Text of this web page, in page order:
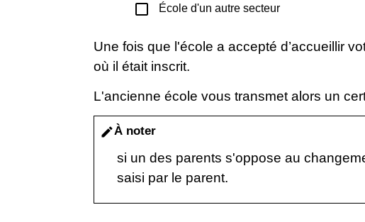
check_box_outline_blank École d'un autre secteur
Une fois que l'école a accepté d’accueillir
où il était inscrit.
L'ancienne école vous transmet alors un
editÀ noter
si un des parents s'oppose au
saisi par le parent.